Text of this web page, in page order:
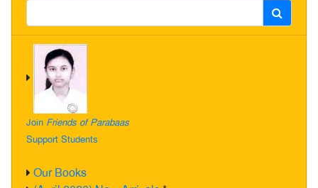
Join Friends of Parabaas
Support Students
Our Books